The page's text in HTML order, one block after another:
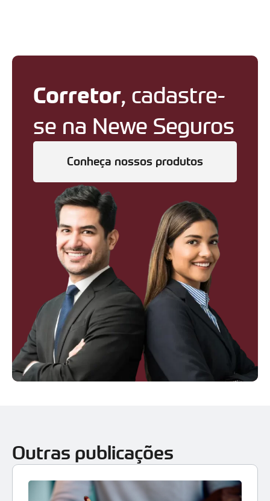
Corretor, cadastre-
se na Newe Seguros
Conheça nossos produtos
Outras publicações